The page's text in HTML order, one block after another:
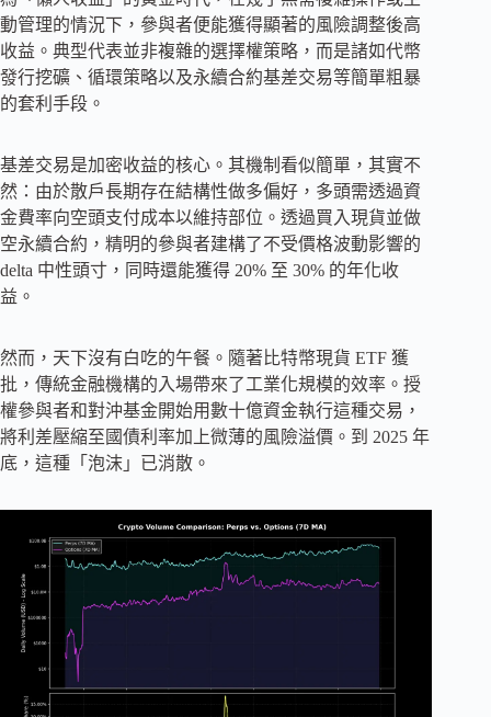
動管理的情況下，參與者便能獲得顯著的風險調整後高
收益。典型代表並非複雜的選擇權策略，而是諸如代幣
發行挖礦、循環策略以及永續合約基差交易等簡單粗暴
的套利手段。
基差交易是加密收益的核心。其機制看似簡單，其實不
然：由於散戶長期存在結構性做多偏好，多頭需透過資
金費率向空頭支付成本以維持部位。透過買入現貨並做
空永續合約，精明的參與者建構了不受價格波動影響的
delta 中性頭寸，同時還能獲得 20% 至 30% 的年化收
益。
然而，天下沒有白吃的午餐。隨著比特幣現貨 ETF 獲
批，傳統金融機構的入場帶來了工業化規模的效率。授
權參與者和對沖基金開始用數十億資金執行這種交易，
將利差壓縮至國債利率加上微薄的風險溢價。到 2025 年
底，這種「泡沫」已消散。